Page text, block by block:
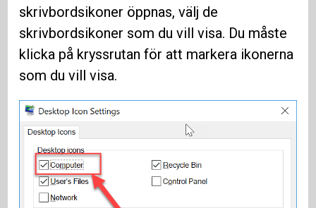
skrivbordsikoner öppnas, välj de
skrivbordsikoner som du vill visa. Du måste
klicka på kryssrutan för att markera ikonerna
som du vill visa.